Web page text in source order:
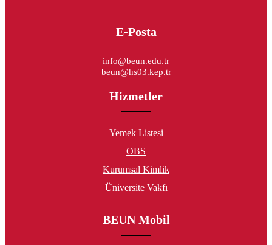
E-Posta
info@beun.edu.tr
beun@hs03.kep.tr
Hizmetler
Yemek Listesi
OBS
Kurumsal Kimlik
Üniversite Vakfı
BEUN Mobil